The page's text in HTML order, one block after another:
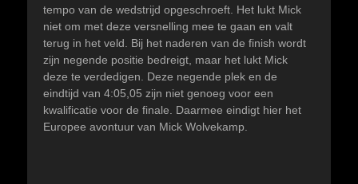
tempo van de wedstrijd opgeschroeft. Het lukt Mick
niet om met deze versnelling mee te gaan en valt
terug in het veld. Bij het naderen van de finish wordt
zijn negende positie bedreigt, maar het lukt Mick
deze te verdedigen. Deze negende plek en de
eindtijd van 4:05,05 zijn niet genoeg voor een
kwalificatie voor de finale. Daarmee eindigt hier het
Europee avontuur van Mick Wolvekamp.